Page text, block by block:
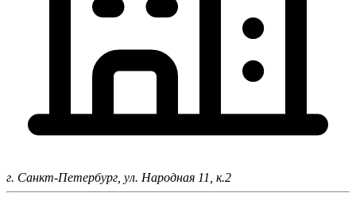
г. Санкт-Петербург, ул. Народная 11, к.2